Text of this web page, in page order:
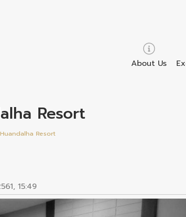
About Us
Resort
Huandalha Resort
15:49